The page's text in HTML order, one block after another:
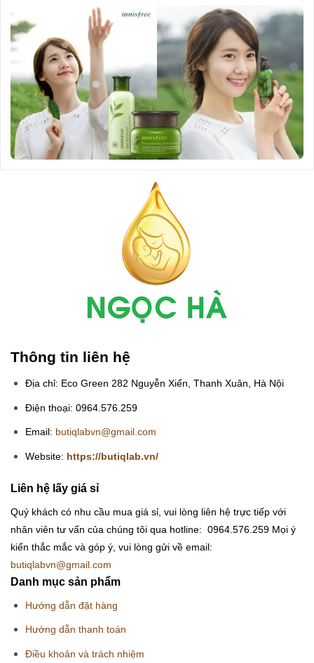
Thông tin liên hệ
Địa chỉ: Eco Green 282 Nguyễn Xiển, Thanh Xuân, Hà Nội
Điện thoại: 0964.576.259
Email: butiqlabvn@gmail.com
Website: https://butiqlab.vn/
Liên hệ lấy giá sỉ
Quý khách có nhu cầu mua giá sỉ, vui lòng liên hệ trực tiếp với
nhân viên tư vấn của chúng tôi qua hotline: 0964.576.259 Mọi ý
kiến thắc mắc và góp ý, vui lòng gửi về email:
butiqlabvn@gmail.com
Danh mục sản phẩm
Hướng dẫn đặt hàng
Hướng dẫn thanh toán
Điều khoản và trách nhiệm